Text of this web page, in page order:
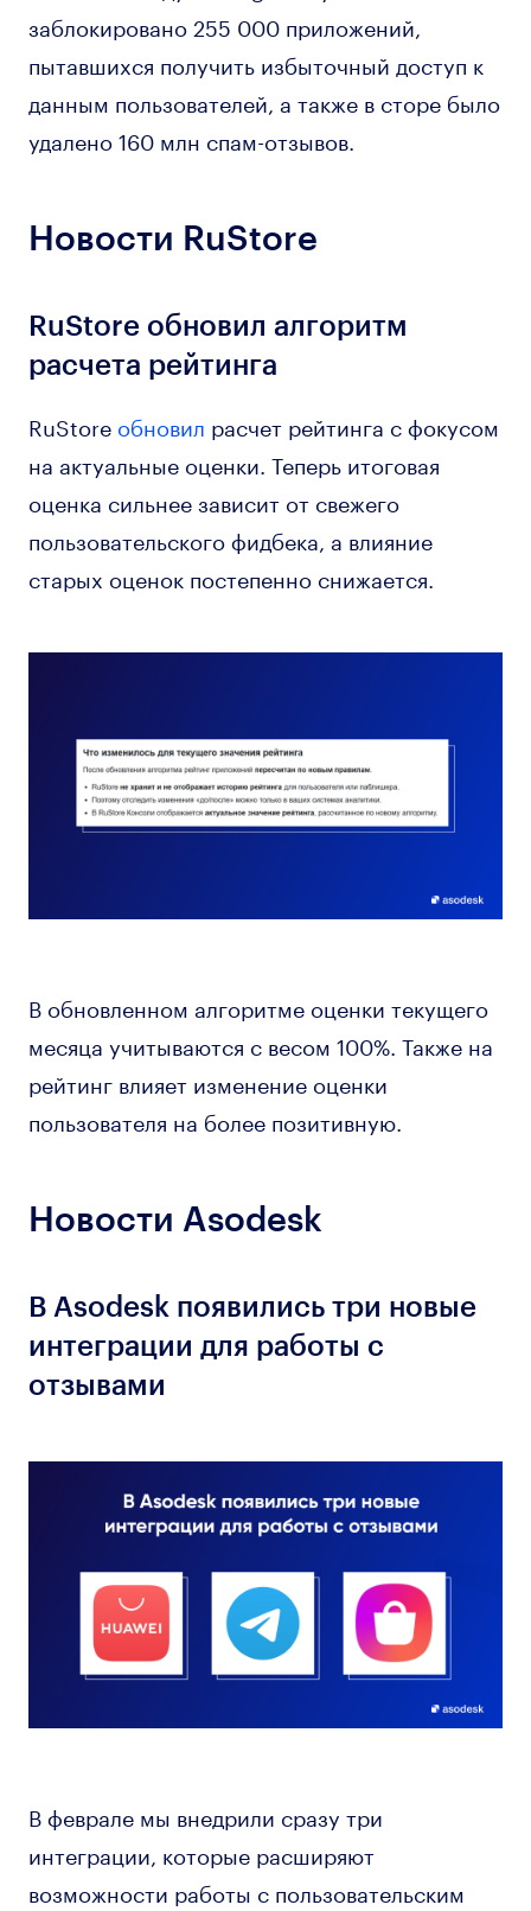
заблокировано 255 000 приложений,
пытавшихся получить избыточный доступ к
данным пользователей, а также в сторе было
удалено 160 млн спам-отзывов.
Новости RuStore
RuStore обновил алгоритм
расчета рейтинга
RuStore обновил расчет рейтинга с фокусом
на актуальные оценки. Теперь итоговая
оценка сильнее зависит от свежего
пользовательского фидбека, а влияние
старых оценок постепенно снижается.
В обновленном алгоритме оценки текущего
месяца учитываются с весом 100%. Также на
рейтинг влияет изменение оценки
пользователя на более позитивную.
Новости Asodesk
В Asodesk появились три новые
интеграции для работы с
отзывами
В феврале мы внедрили сразу три
интеграции, которые расширяют
возможности работы с пользовательским